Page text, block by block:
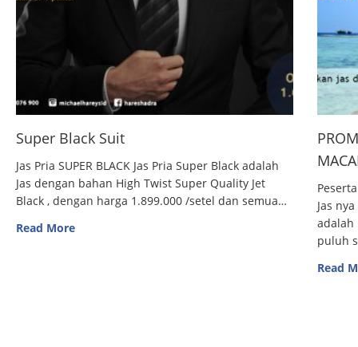
Super Black Suit
Jas Pria SUPER BLACK Jas Pria Super Black adalah
Jas dengan bahan High Twist Super Quality Jet
Black , dengan harga 1.899.000 /setel dan semua…
Read More
Jas
adalah
puluh
Read